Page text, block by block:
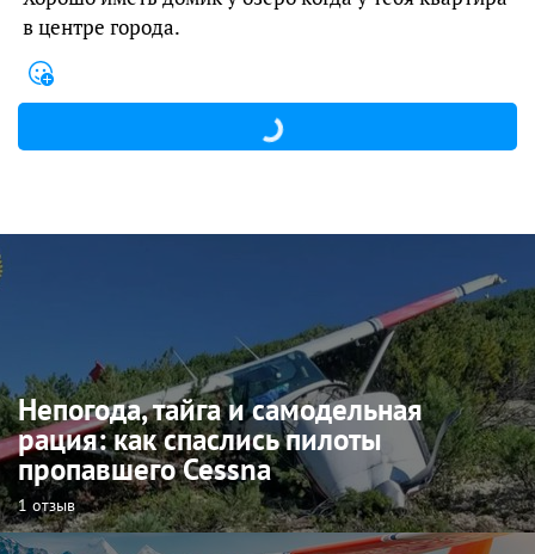
в центре города.
Непогода, тайга и самодельная
рация: как спаслись пилоты
пропавшего Cessna
1 отзыв